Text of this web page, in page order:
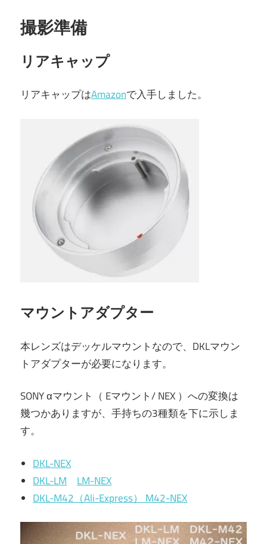
撮影準備
リアキャップ
リアキャップはAmazonで入手しました。
マウントアダプター
本レンズはデッケルマウントなので、DKLマウン
トアダプターが必要になります。
SONY αマウント（ Eマウント/ NEX ）への変換は
幾つかありますが、手持ちの3種類を下に示しま
す。
DKL-NEX
DKL-LM
LM-NEX
DKL-M42（Ali-Express）
M42-NEX